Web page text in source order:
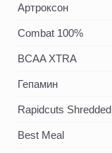
Артроксон
Combat 100%
BCAA XTRA
Гепамин
Rapidcuts Shredded
Best Meal